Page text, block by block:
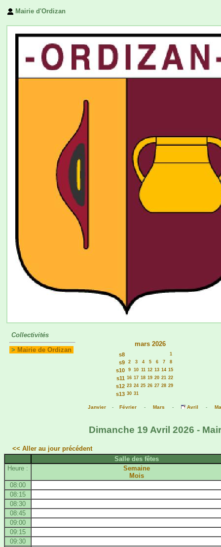
Mairie d'Ordizan
Collectivités
> Mairie de Ordizan
mars 2026
s8 1
s9 2 3 4 5 6 7 8
s10 9 10 11 12 13 14 15
s11 16 17 18 19 20 21 22
s12 23 24 25 26 27 28 29
s13 30 31
Janvier - Février - Mars - Avril -
Dimanche 19 Avril 2026 -
<< Aller au jour précédent
Salle des fêtes
Heure :
Semaine
Mois
08:00
08:15
08:30
08:45
09:00
09:15
09:30